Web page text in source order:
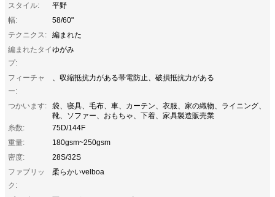
スタイル:
平野
幅:
58/60"
テクニクス:
編まれた
編まれたタイ
プ:
ゆがみ
フィーチャ
ー:
、収縮抵抗力がある帯電防止、破損抵抗力がある
つかいます:
袋、寝具、毛布、車、カーテン、衣服、家の織物、ライニング、
靴、ソファー、おもちゃ、下着、家具製造販売業
糸数:
75D/144F
重量:
180gsm~250gsm
密度:
28S/32S
ファブリッ
ク:
柔らかいvelboa